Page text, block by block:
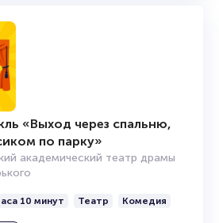
воплотил более пятидесяти
Ростова-на-Дону. Среди них
Брюквер и Картофель в
а также Сатана, Ирод и Варрава
Особенно удачно ему удалось
и Григория Мелехова в «Тихом
движение в театральной студии
«Выход через спальню,
по парку»
академический театр драмы
10 минут Театр Комедия